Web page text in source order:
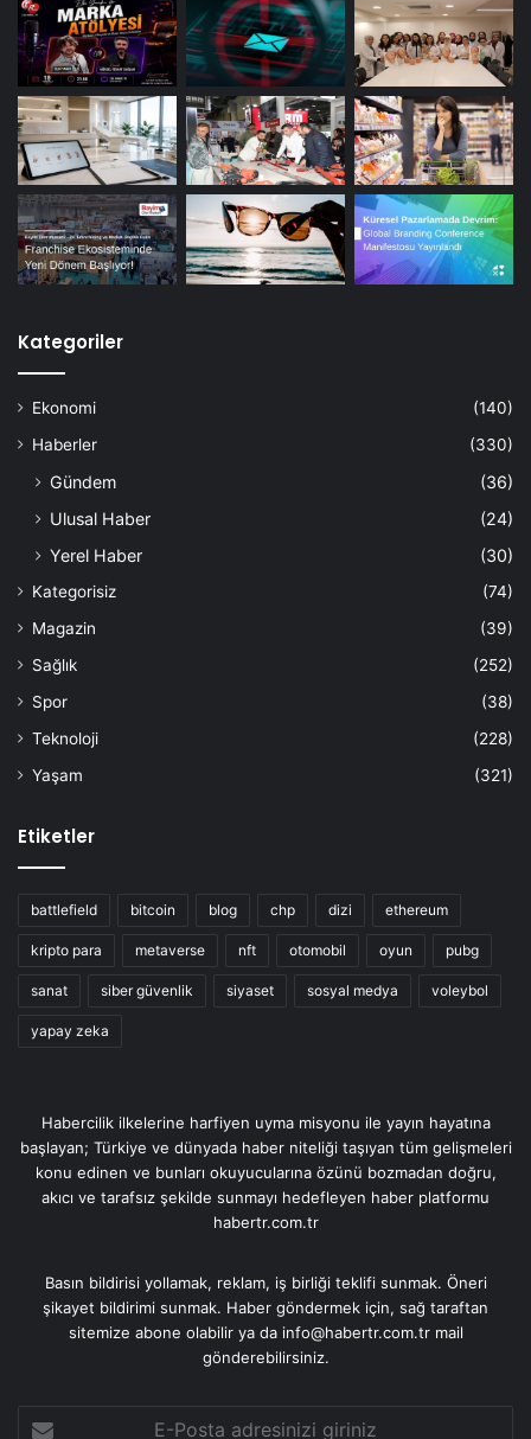
Kategoriler
Ekonomi
(140)
Haberler
(330)
Gündem
(36)
Ulusal Haber
(24)
Yerel Haber
(30)
Kategorisiz
(74)
Magazin
(39)
Sağlık
(252)
Spor
(38)
Teknoloji
(228)
Yaşam
(321)
Etiketler
battlefield bitcoin blog chp dizi ethereum
kripto para metaverse nft otomobil oyun pubg
sanat siber güvenlik siyaset sosyal medya voleybol
yapay zeka
Habercilik ilkelerine harfiyen uyma misyonu ile yayın hayatına
başlayan; Türkiye ve dünyada haber niteliği taşıyan tüm gelişmeleri
konu edinen ve bunları okuyucularına özünü bozmadan doğru,
akıcı ve tarafsız şekilde sunmayı hedefleyen haber platformu
habertr.com.tr
Basın bildirisi yollamak, reklam, iş birliği teklifi sunmak. Öneri
şikayet bildirimi sunmak. Haber göndermek için, sağ taraftan
sitemize abone olabilir ya da info@habertr.com.tr mail
gönderebilirsiniz.